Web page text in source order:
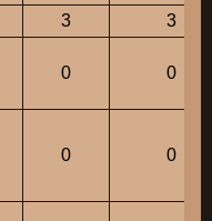
3
3
0 0
0 0